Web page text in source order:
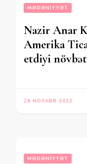
MƏDƏNIYYƏT
Nazir Anar
Amerika
etdiyi
26 NOYABR 2022
MƏDƏNIYYƏT